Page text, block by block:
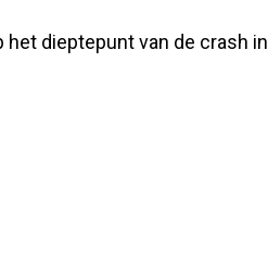
het dieptepunt van de crash in